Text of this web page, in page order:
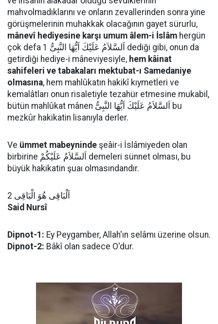
mahvolmadıklarını ve onların zevallerinden sonra yine
görüşmelerinin muhakkak olacağının gayet sürurlu,
mânevî hediyesine karşı umum âlem-i İslâm hergün
çok defa اَلسَّلاَمُ عَلَيْكَ اَيُّهَا النَّبِىُّ 1 dediği gibi, onun da
getirdiği hediye-i mâneviyesiyle, hem kâinat
sahifeleri ve tabakaları mektubat-ı Samedaniye
olmasına, hem mahlûkatın hakikî kıymetleri ve
kemalâtları onun risaletiyle tezahür etmesine mukabil,
bütün mahlûkat mânen اَلسَّلاَمُ عَلَيْكَ اَيُّهَا النَّبِىُّ bu
mezkûr hakikatin lisanıyla derler.
Ve ümmet mabeyninde şeâir-i İslâmiyeden olan
birbirine اَلسَّلاَمُ عَلَيْكُمْ demeleri sünnet olması, bu
büyük hakikatin şuaı olmasındandır.
اَلْبَاقِى هُوَ الْبَاقِى 2
Said Nursî
Dipnot-1: Ey Peygamber, Allah'ın selâmı üzerine olsun.
Dipnot-2: Bâkî olan sadece O'dur.